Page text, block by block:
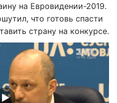
на Евровидении-2019.
что готовь спасти
страну на конкурсе.